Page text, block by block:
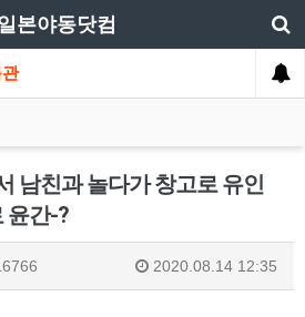
본야동닷컴
남친과 놀다가 창고로 유인
윤간-?
2020.08.14 12:35